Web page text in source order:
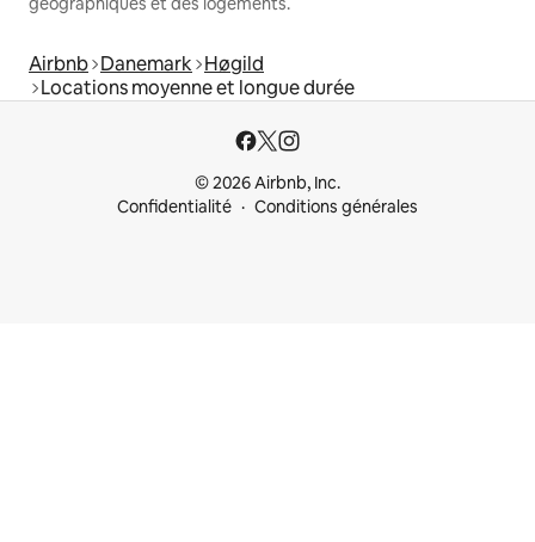
Airbnb Danemark Høgild
Locations moyenne et longue durée
© 2026 Airbnb, Inc.
Confidentialité
Conditions générales